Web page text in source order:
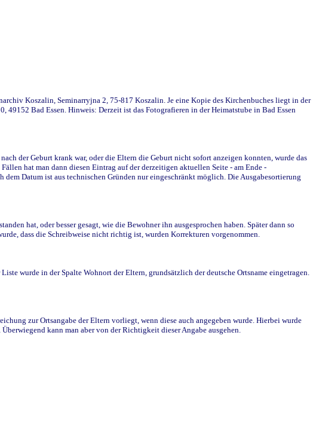
Koszalin, Seminarryjna 2, 75-817 Koszalin. Je eine Kopie des Kirchenbuches liegt in der
Bad Essen. Hinweis: Derzeit ist das Fotografieren in der Heimatstube in Bad Essen
der Geburt krank war, oder die Eltern die Geburt nicht sofort anzeigen konnten, wurde das
hat man dann diesen Eintrag auf der derzeitigen aktuellen Seite - am Ende -
Datum ist aus technischen Gründen nur eingeschränkt möglich. Die Ausgabesortierung
hat, oder besser gesagt, wie die Bewohner ihn ausgesprochen haben. Später dann so
dass die Schreibweise nicht richtig ist, wurden Korrekturen vorgenommen.
wurde in der Spalte Wohnort der Eltern, grundsätzlich der deutsche Ortsname eingetragen.
zur Ortsangabe der Eltern vorliegt, wenn diese auch angegeben wurde. Hierbei wurde
kann man aber von der Richtigkeit dieser Angabe ausgehen.